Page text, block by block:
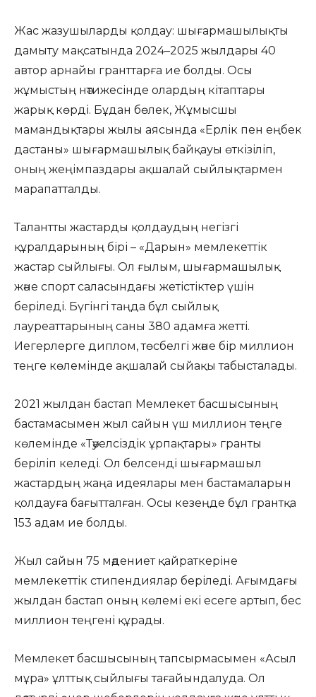
Жас жазушыларды қолдау: шығармашылықты
дамыту мақсатында 2024–2025 жылдары 40
автор арнайы гранттарға ие болды. Осы
жұмыстың нәтижесінде олардың кітаптары
жарық көрді. Бұдан бөлек, Жұмысшы
мамандықтары жылы аясында «Ерлік пен еңбек
дастаны» шығармашылық байқауы өткізіліп,
оның жеңімпаздары ақшалай сыйлықтармен
марапатталды.
Талантты жастарды қолдаудың негізгі
құралдарының бірі – «Дарын» мемлекеттік
жастар сыйлығы. Ол ғылым, шығармашылық
және спорт саласындағы жетістіктер үшін
беріледі. Бүгінгі таңда бұл сыйлық
лауреаттарының саны 380 адамға жетті.
Иегерлерге диплом, төсбелгі және бір миллион
теңге көлемінде ақшалай сыйақы табысталады.
2021 жылдан бастап Мемлекет басшысының
бастамасымен жыл сайын үш миллион теңге
көлемінде «Тәуелсіздік ұрпақтары» гранты
беріліп келеді. Ол белсенді шығармашыл
жастардың жаңа идеялары мен бастамаларын
қолдауға бағытталған. Осы кезеңде бұл грантқа
153 адам ие болды.
Жыл сайын 75 мәдениет қайраткеріне
мемлекеттік стипендиялар беріледі. Ағымдағы
жылдан бастап оның көлемі екі есеге артып, бес
миллион теңгені құрады.
Мемлекет басшысының тапсырмасымен «Асыл
мұра» ұлттық сыйлығы тағайындалуда. Ол